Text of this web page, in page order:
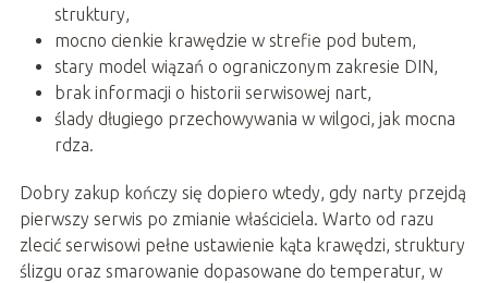
struktury,
mocno cienkie krawędzie w strefie pod butem,
stary model wiązań o ograniczonym zakresie DIN,
brak informacji o historii serwisowej nart,
ślady długiego przechowywania w wilgoci, jak mocna
rdza.
Dobry zakup kończy się dopiero wtedy, gdy narty przejdą
pierwszy serwis po zmianie właściciela. Warto od razu
zlecić serwisowi pełne ustawienie kąta krawędzi, struktury
ślizgu oraz smarowanie dopasowane do temperatur, w